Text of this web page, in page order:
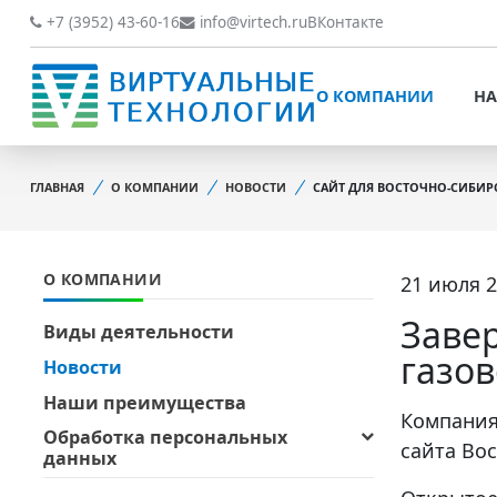
О КОМПАНИИ
ВИДЫ ДЕЯТЕЛЬНОСТИ
НОВОСТИ
НАШИ ПРЕИМУЩЕСТВА
ОФИЦИАЛЬНЫЕ
ДОКУМЕНТЫ
ОБРАТНАЯ СВЯЗЬ
ОТЗЫВЫ КЛИЕНТОВ
НАШИ РАБОТЫ
+7 (3952) 43-60-16 info@virtech.ruВКонтакте
О КОМПАНИИ
НОВОСТИ
ОБРАБОТКА
ОФИЦИАЛЬНЫЕ
ОТЗЫВЫ КЛИЕНТОВ
ГЛАВНАЯ О КОМПАНИИ НОВОСТИ САЙТ ДЛЯ ВОСТОЧНО-
21 июля
сайта
О КОМПАНИИ
Виды деятельности
Новости
Наши преимущества
Обработка персональных
данных